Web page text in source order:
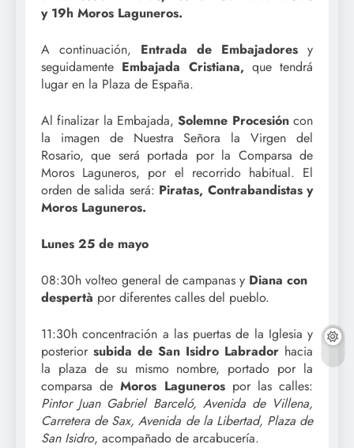
y 19h Moros Laguneros.
A continuación, Entrada de Embajadores y
seguidamente Embajada Cristiana, que tendrá
lugar en la Plaza de España.
Al finalizar la Embajada,Solemne Procesióncon
la imagen de Nuestra Señora la Virgen del
Rosario, que será portada por la Comparsa de
Moros Laguneros, por el recorrido habitual. El
orden de salida será: Piratas, Contrabandistas y
Moros Laguneros.
Lunes 25 de mayo
08:30h volteo general de campanas y Diana con
despertà por diferentes calles del pueblo.
11:30h concentración a las puertas de la Iglesia y
posterior subida de San Isidro Labrador hacia
la plaza de su mismo nombre, portado por la
comparsa deMoros Lagunerospor las calles:
Pintor Juan Gabriel Barceló, Avenida de Villena,
Carretera de Sax, Avenida de la Libertad, Plaza de
San Isidro, acompañado de arcabucería.